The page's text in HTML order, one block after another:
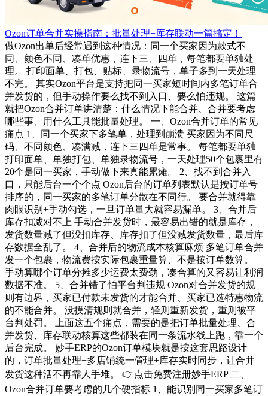
Ozon订单合并实操指南：批量处理+库存联动一篇搞定！
做Ozon出单后经常遇到这种情况：同一个买家因为款式不
同、颜色不同、凑单优惠，连下三、四单，每笔都要单独处
理。 打印面单、打包、贴标、录物流号，单子多到一天处理
不完。 其实Ozon平台是支持把同一买家短时间内多笔订单合
并发货的，但手动操作要么找不到入口、要么怕违规。 这篇
就把Ozon合并订单讲清楚：什么情况下能合并、合并要考虑
哪些事、用什么工具能批量处理。 一、Ozon合并订单的常见
痛点 1、同一个买家下多笔单，处理到崩溃 买家因为不同尺
码、不同颜色、凑满减，连下三四单是常事。 每笔都要单独
打印面单、单独打包、单独录物流号，一天处理50个包裹里有
20个是同一买家，手动做下来真能累瘫。 2、找不到合并入
口，只能后台一个个点 Ozon后台的订单列表默认是按订单号
排序的，同一买家的多笔订单分散在不同行。 要合并就得靠
肉眼识别+手动勾选，一旦订单量大就容易漏单。 3、合并后
库存扣减对不上 手动合并发货时，最容易出错的就是库存，
发货数量减了但没扣库存、库存扣了但没减发货数量，最后库
存数据全乱了。 4、合并后的物流成本核算麻烦 多笔订单合并
发一个包裹，物流费按实际包裹重量算、不是按订单数算。
手动算哪个订单分摊多少运费太费劲，凑合算的又容易让利润
数据不准。 5、合并错了怕平台判违规 Ozon对合并发货的规
则有边界，买家已付款未发货的才能合并、买家已选特惠物流
的不能合并。 没摸清规则就合并，轻则重新发货，重则被平
台判处罚。 上面这五个痛点，需要的是把订单批量处理、合
并发货、库存联动核算这些都装在同一条流水线上跑，靠一个
后台完成。 妙手ERP的Ozon订单模块就是按这套思路设计
的，订单批量处理+多店铺统一管理+库存实时同步，让合并
发货这种活不再靠人手堆。 👉点击免费注册妙手ERP 二、
Ozon合并订单要考虑的几个硬指标 1、能识别同一买家多笔订